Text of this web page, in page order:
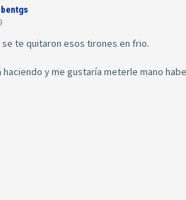
se te quitaron esos tirones en frio.
y me gustaría meterle mano